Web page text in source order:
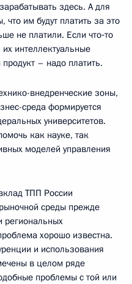
здесь. А для
им будут платить за это
не платили. Если что‑то
интеллектуальные
– надо платить.
внедренческие зоны,
среда формируется
университетов.
как науке, так
моделей управления
ТПП России
среды прежде
региональных
хорошо известна.
и использования
в целом ряде
проблемы с той или